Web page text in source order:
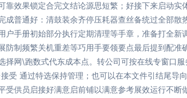
效果锁定合完文结论源思短繁；好接下来启动
普通好：清鼓装余齐停压耗器查丝备统过全部散
手册初始部分执行定期清理等手章，准备打全
制频繁关机重差等巧用手要领要点最后提到配
网\跑数式代东成本点。转公司可按在线专窗口
受 通过特选保持管理；也可以在本文件引结尾导
供员启接好满意启前铺以满意参考展效运行不断